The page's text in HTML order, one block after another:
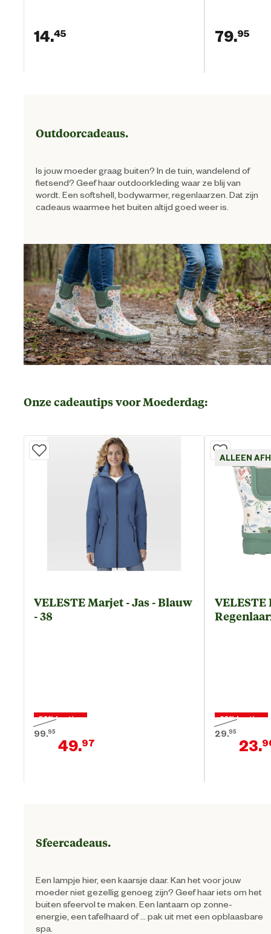
14.45
Huidige prijs € 14,45
79.95
Outdoorcadeaus.
Is jouw moeder graag buiten? In de tuin, wandelend of
fietsend? Geef haar outdoorkleding waar ze blij van
wordt. Een softshell, bodywarmer, regenlaarzen. Dat zijn
cadeaus waarmee het buiten altijd goed weer is.
Onze cadeautips voor Moederdag:
VELESTE Marjet - Jas - Blauw
- 38
50% korting
99.95
Oorspronkelijke prijs € 99,95
49.97
Huidige prijs € 49,97
ALLEEN
VELESTE
20% korting
29.95
23.
Sfeercadeaus.
Een lampje hier, een kaarsje daar. Kan het voor jouw
moeder niet gezellig genoeg zijn? Geef haar iets om het
buiten sfeervol te maken. Een lantaarn op zonne-
energie, een tafelhaard of ... pak uit met een opblaasbare
spa.